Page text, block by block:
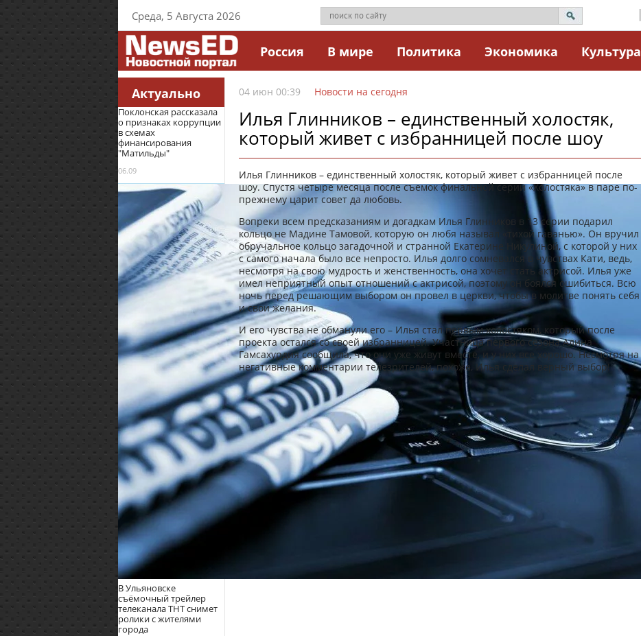
Среда, 5 Августа 2026
Россия В мире Политика Экономика Культура
Актуально
Поклонская рассказала
о признаках коррупции
в схемах
финансирования
"Матильды"
06.09
В Ульяновске
съёмочный трейлер
телеканала ТНТ снимет
ролики с жителями
города
04 июн 00:39 Новости на сегодня
Илья Глинников – единственный холостяк,
который живет с избранницей после шоу
Илья Глинников – единственный холостяк, который живет с избранницей после
шоу. Спустя четыре месяца после съемок финальной серии «Холостяка» в паре по-
прежнему царит совет да любовь.
Вопреки всем предсказаниям и догадкам Илья Глинников в 13 серии подарил
кольцо не Мадине Тамовой, которую он любя называл «тихой гаванью». Он вручил
обручальное кольцо загадочной и странной Екатерине Никулиной, с которой у них
с самого начала было все непросто. Илья долго сомневался в чувствах Кати, ведь,
несмотря на свою мудрость и женственность, она хочет стать актрисой. Илья уже
имел неприятный опыт отношений с актрисой, поэтому он боялся ошибиться. Всю
ночь перед решающим выбором он провел в церкви, чтобы в молитве понять себя
и свои желания.
И его чувства не обманули его – Илья стал первым холостяком, который после
проекта остался со своей избранницей. Участница первого сезона Алина
Гамсахурдия сообщила, что они уже живут вместе, и у них все хорошо. Несмотря на
негативные комментарии телезрителей, похоже, Илья сделал верный выбор!